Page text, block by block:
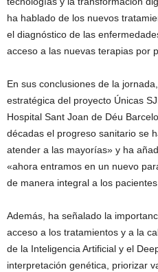
ha hablado de los nuevos
el diagnóstico de las
acceso a las nuevas terapias por
En sus conclusiones de la
estratégica del proyecto Únicas
Hospital Sant Joan de Déu
décadas el progreso sanitario se
atender a las mayorías» y ha
«ahora entramos en un nuevo
de manera integral a los
Además, ha señalado la
acceso a los tratamientos y a la
de la Inteligencia Artificial y el
interpretación genética, priorizar